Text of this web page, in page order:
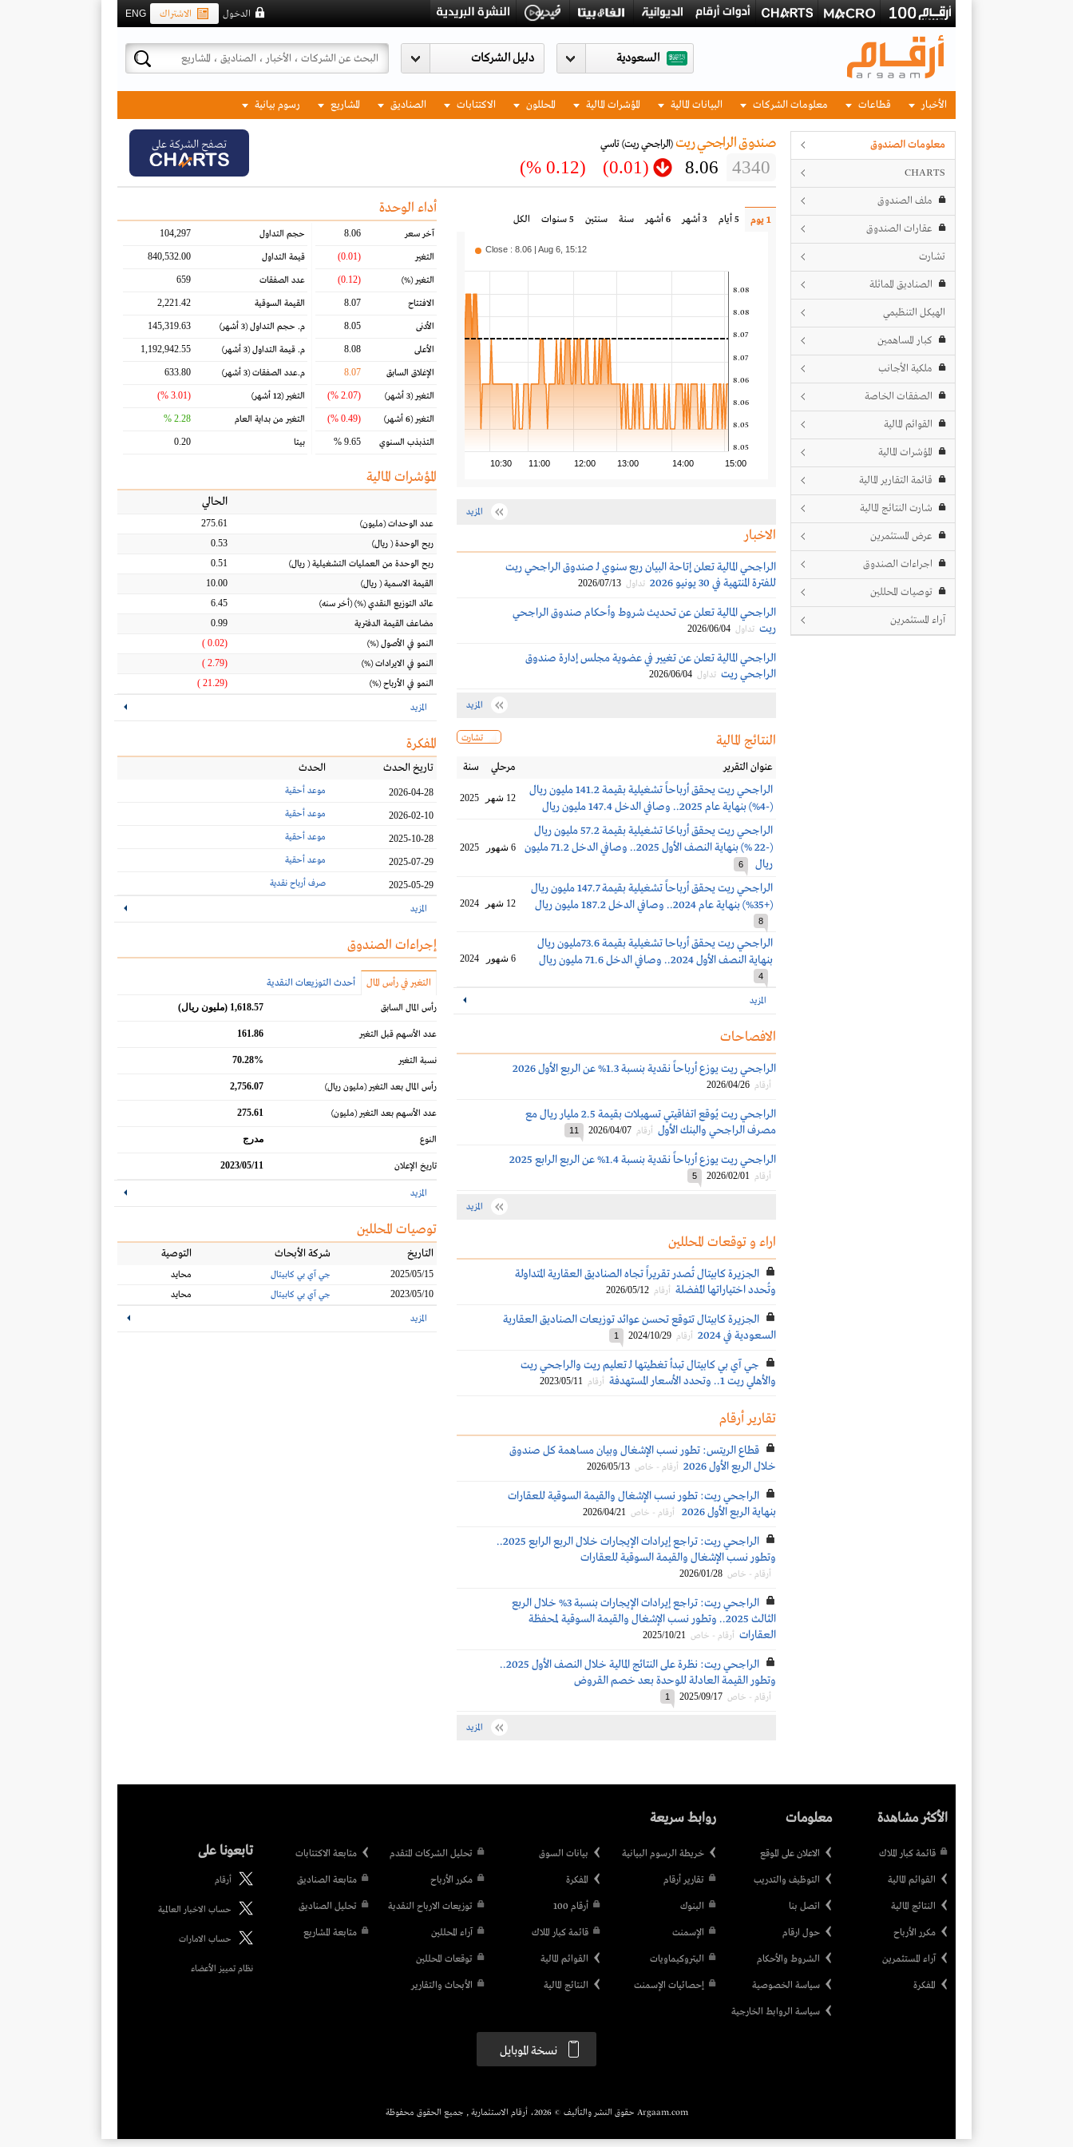
ENG الاشتراك الدخول
السعودية
الأخبار قطاعات معلومات الشركات البيانات المالية المؤشرات المالية المحللون الاكتتابات الصناديق المشاريع رسوم بيانية
معلومات الصندوق
CHARTS
ملف الصندوق
عقارات الصندوق
تشارت
الصناديق المماثلة
الهيكل التنظيمي
كبار المساهمين
ملكية الأجانب
الصفقات الخاصة
القوائم المالية
المؤشرات المالية
قائمة التقارير المالية
شارت النتائج المالية
عرض المستثمرين
اجراءات الصندوق
توصيات المحللين
آراء المستثمرين
صندوق الراجحي ريت(الراجحي ريت)تاسي
4340
8.06
(0.01)
(0.12 %)
تصفح الشركة على
1 يوم 5 أيام 3 أشهر 6 أشهر سنة سنتين 5 سنوات الكل
10:30 11:00 12:00 13:00 14:00 15:00
8.05
8.05
8.06
8.06
8.07
8.07
8.08
8.08
Close : 8.06 | Aug 6, 15:12
المزيد
الاخبار
الراجحي المالية تعلن إتاحة البيان ربع سنوي لـ صندوق الراجحي ريت
للفترة المنتهية في 30 يونيو 2026
تداول 2026/07/13
الراجحي المالية تعلن عن تحديث شروط وأحكام صندوق الراجحي
ريت تداول 2026/06/04
الراجحي المالية تعلن عن تغيير في عضوية مجلس إدارة صندوق
الراجحي ريت تداول 2026/06/04
المزيد
تشارت النتائج المالية
عنوان التقرير مرحلي سنة
الراجحي ريت يحقق أرباحاً تشغيلية بقيمة 141.2 مليون ريال
(-4%) بنهاية عام 2025.. وصافي الدخل 147.4 مليون ريال
12 شهر 2025
الراجحي ريت يحقق أرباحًا تشغيلية بقيمة 57.2 مليون ريال
(-22 %) بنهاية النصف الأول 2025.. وصافي الدخل 71.2 مليون
ريال
6
6 شهور 2025
الراجحي ريت يحقق أرباحاً تشغيلية بقيمة 147.7 مليون ريال
(+35%) بنهاية عام 2024.. وصافي الدخل 187.2 مليون ريال
8
12 شهر 2024
الراجحي ريت يحقق أرباحا تشغيلية بقيمة 73.6مليون ريال
بنهاية النصف الأول 2024.. وصافي الدخل 71.6 مليون ريال
4
6 شهور 2024
المزيد
الافصاحات
الراجحي ريت يوزع أرباحاً نقدية بنسبة 1.3% عن الربع الأول 2026
أرقام 2026/04/26
الراجحي ريت يُوقع اتفاقيتي تسهيلات بقيمة 2.5 مليار ريال مع
مصرف الراجحي والبنك الأول أرقام 2026/04/07
11
الراجحي ريت يوزع أرباحاً نقدية بنسبة 1.4% عن الربع الرابع 2025
أرقام 2026/02/01
5
المزيد
اراء و توقعات المحللين
الجزيرة كابيتال تُصدر تقريراً تجاه الصناديق العقارية المتداولة
وتُحدد اختياراتها المُفضلة أرقام 2026/05/12
الجزيرة كابيتال تتوقع تحسن عوائد توزيعات الصناديق العقارية
السعودية في 2024
أرقام 2024/10/29
1
جي آي بي كابيتال تبدأ تغطيتها لـ تعليم ريت والراجحي ريت
والأهلي ريت 1.. وتحدد الأسعار المستهدفة
أرقام 2023/05/11
تقارير أرقام
قطاع الريتس: تطور نسب الإشغال وبيان مساهمة كل صندوق
خلال الربع الأول 2026
أرقام - خاص 2026/05/13
الراجحي ريت: تطور نسب الإشغال والقيمة السوقية للعقارات
بنهاية الربع الأول 2026
أرقام - خاص 2026/04/21
الراجحي ريت: تراجع إيرادات الإيجارات خلال الربع الرابع 2025..
وتطور نسب الإشغال والقيمة السوقية للعقارات
أرقام - خاص 2026/01/28
الراجحي ريت: تراجع إيرادات الإيجارات بنسبة 3% خلال الربع
الثالث 2025.. وتطور نسب الإشغال والقيمة السوقية لمحفظة
العقارات أرقام - خاص 2025/10/21
الراجحي ريت: نظرة على النتائج المالية خلال النصف الأول 2025..
وتطور القيمة العادلة للوحدة بعد خصم القروض
أرقام - خاص 2025/09/17
1
المزيد
أداء الوحدة
آخر سعر 8.06
التغير (0.01)
التغير(%)
(0.12)
الافتتاح 8.07
الأدنى 8.05
الأعلى 8.08
الإغلاق السابق 8.07
التغير(3 أشهر) (2.07 %)
التغير(6 أشهر) (0.49 %)
التذبذب السنوي 9.65 %
حجم التداول 104,297
قيمة التداول 840,532.00
عدد الصفقات 659
القيمة السوقية 2,221.42
م. حجم التداول(3 أشهر) 145,319.63
م. قيمة التداول(3 أشهر) 1,192,942.55
م.عدد الصفقات(3 أشهر) 633.80
التغير(12 أشهر) (3.01 %)
التغير من بداية العام 2.28 %
بيتا 0.20
المؤشرات المالية
الحالي
عدد الوحدات(مليون)
275.61
ربح الوحدة( ريال)
0.53
ربح الوحدة من العمليات التشغيلية( ريال)
0.51
القيمة الاسمية( ريال)
10.00
عائد التوزيع النقدي(%) (أخر سنه)
6.45
مضاعف القيمة الدفترية
0.99
النمو في الأصول(%)
(0.02 )
النمو في الايرادات(%)
(2.79 )
النمو في الأرباح(%)
(21.29 )
المزيد
المفكرة
تاريخ الحدث الحدث
2026-04-28 موعد أحقية
2026-02-10 موعد أحقية
2025-10-28 موعد أحقية
2025-07-29 موعد أحقية
2025-05-29 صرف أرباح نقدية
المزيد
إجراءات الصندوق
التغير في رأس المال أحدث التوزيعات النقدية
رأس المال السابق 1,618.57 (مليون ريال)
عدد الأسهم قبل التغير 161.86
نسبة التغير 70.28%
رأس المال بعد التغير(مليون ريال) 2,756.07
عدد الأسهم بعد التغير(مليون) 275.61
النوع مدرج
تاريخ الإعلان 2023/05/11
المزيد
توصيات المحللين
التاريخ شركة الأبحاث التوصية
2025/05/15 جي آي بي كابيتال
محايد
2023/05/10
جي آي بي كابيتال محايد
المزيد
الأكثر مشاهدة
قائمة كبار الملاك
القوائم المالية
النتائج المالية
مكرر الأرباح
آراء المستثمرين
المفكرة
معلومات
الاعلان على الموقع
التوظيف والتدريب
اتصل بنا
حول ارقام
الشروط والأحكام
سياسة الخصوصية
سياسة الروابط الخارجية
روابط سريعة
خريطة الرسوم البيانية
تقارير أرقام
البنوك
الإسمنت
البتروكيماويات
إحصائيات الإسمنت
بيانات السوق
المفكرة
أرقام 100
قائمة كبار الملاك
القوائم المالية
النتائج المالية
تحليل الشركات المتقدم
مكرر الأرباح
توزيعات الارباح النقدية
آراء المحللين
توقعات المحللين
الأبحاث والتقارير
متابعة الاكتتابات
متابعة الصناديق
تحليل الصناديق
متابعة المشاريع
تابعونا على
أرقام
حساب الاخبار العالمية
حساب الامارات
نظام تمييز الأعضاء
نسخة الموبايل
Argaam.com حقوق النشر والتأليف © 2026، أرقام الاستثمارية , جميع الحقوق محفوظة